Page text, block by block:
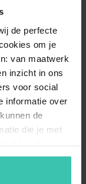
de perfecte
om je
van maatwerk
inzicht in ons
voor social
informatie over
de
die je met
op basis
we ervoor dat
verloopt!